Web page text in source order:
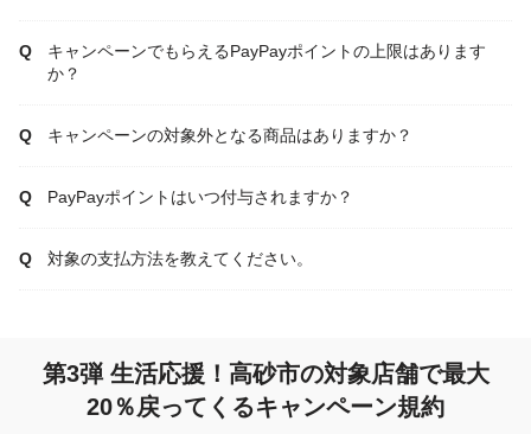
キャンペーンでもらえるPayPayポイントの上限はあります
か？
キャンペーンの対象外となる商品はありますか？
PayPayポイントはいつ付与されますか？
対象の支払方法を教えてください。
第3弾 生活応援！高砂市の対象店舗で最大
20％戻ってくるキャンペーン規約